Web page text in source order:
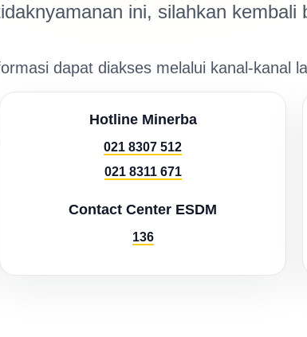
ini, silahkan kembali
dapat diakses melalui kanal-kanal
Hotline Minerba
021 8307 512
021 8311 671
Contact Center ESDM
136